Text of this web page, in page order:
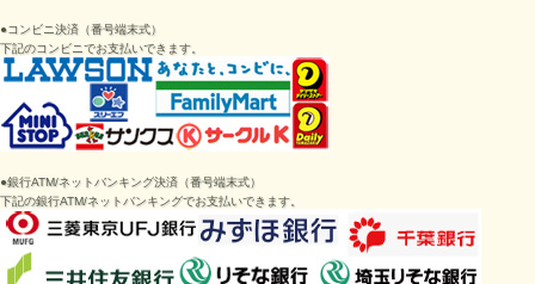
●コンビニ決済（番号端末式）
下記のコンビニでお支払いできます。
●銀行ATM/ネットバンキング決済 （番号端末式）
下記の銀行ATM/ネットバンキングでお支払いできます。